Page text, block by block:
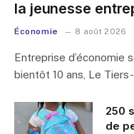
la jeunesse
Économie 8 août 2026
Entreprise d’économie
bientôt 10 ans, Le
250
de